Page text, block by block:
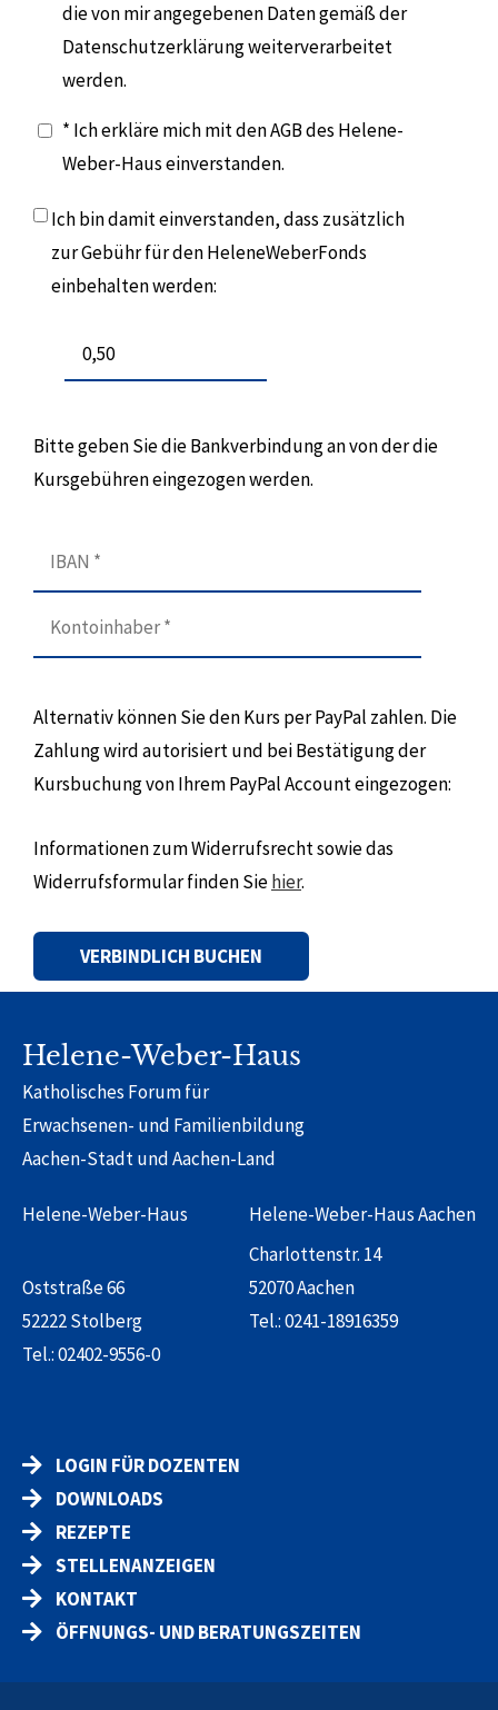
die von mir angegebenen Daten gemäß der
Datenschutzerklärung weiterverarbeitet
werden.
* Ich erkläre mich mit den AGB des Helene-
Weber-Haus einverstanden.
Ich bin damit einverstanden, dass zusätzlich
zur Gebühr für den HeleneWeberFonds
einbehalten werden:
Bitte geben Sie die Bankverbindung an von der die
Kursgebühren eingezogen werden.
Alternativ können Sie den Kurs per PayPal zahlen. Die
Zahlung wird autorisiert und bei Bestätigung der
Kursbuchung von Ihrem PayPal Account eingezogen:
Informationen zum Widerrufsrecht sowie das
Widerrufsformular finden Siehier.
Helene-Weber-Haus
Katholisches Forum für
Erwachsenen- und Familienbildung
Aachen-Stadt und Aachen-Land
Helene-Weber-Haus
Oststraße 66
52222 Stolberg
Tel.:02402-9556-0
Helene-Weber-Haus Aachen
Charlottenstr. 14
52070 Aachen
Tel.:0241-18916359
LOGIN FÜR DOZENTEN
DOWNLOADS
REZEPTE
STELLENANZEIGEN
KONTAKT
ÖFFNUNGS- UND BERATUNGSZEITEN